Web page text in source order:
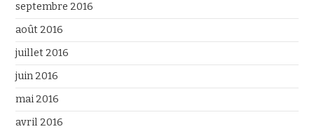
septembre 2016
août 2016
juillet 2016
juin 2016
mai 2016
avril 2016